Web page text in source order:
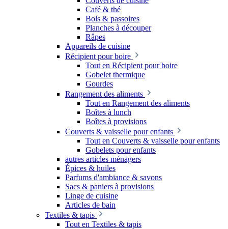
Café & thé
Bols & passoires
Planches à découper
Râpes
Appareils de cuisine
Récipient pour boire
Tout en Récipient pour boire
Gobelet thermique
Gourdes
Rangement des aliments
Tout en Rangement des aliments
Boîtes à lunch
Boîtes à provisions
Couverts & vaisselle pour enfants
Tout en Couverts & vaisselle pour enfants
Gobelets pour enfants
autres articles ménagers
Épices & huiles
Parfums d'ambiance & savons
Sacs & paniers à provisions
Linge de cuisine
Articles de bain
Textiles & tapis
Tout en Textiles & tapis